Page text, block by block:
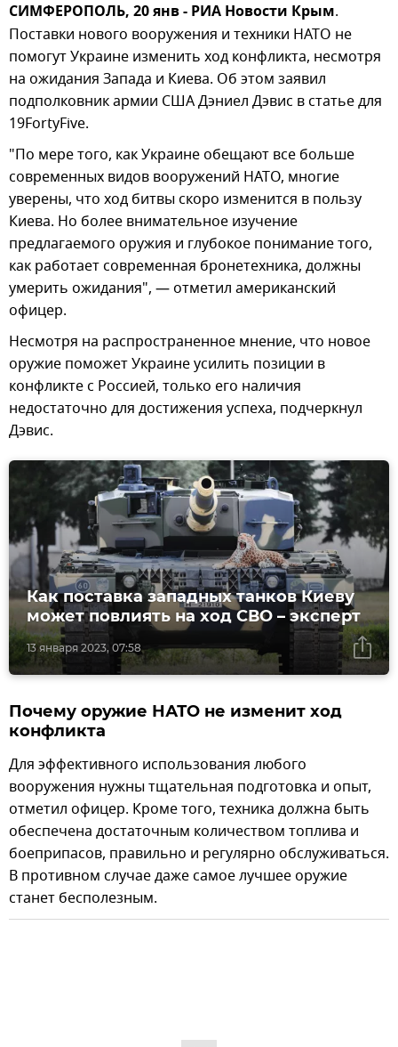
СИМФЕРОПОЛЬ, 20 янв - РИА Новости Крым.
Поставки нового вооружения и техники НАТО не
помогут Украине изменить ход конфликта, несмотря
на ожидания Запада и Киева. Об этом заявил
подполковник армии США Дэниел Дэвис в статье для
19FortyFive.
"По мере того, как Украине обещают все больше
современных видов вооружений НАТО, многие
уверены, что ход битвы скоро изменится в пользу
Киева. Но более внимательное изучение
предлагаемого оружия и глубокое понимание того,
как работает современная бронетехника, должны
умерить ожидания", — отметил американский
офицер.
Несмотря на распространенное мнение, что новое
оружие поможет Украине усилить позиции в
конфликте с Россией, только его наличия
недостаточно для достижения успеха, подчеркнул
Дэвис.
13 января 2023, 07:58
Как поставка западных танков Киеву
может повлиять на ход СВО – эксперт
Почему оружие НАТО не изменит ход
конфликта
Для эффективного использования любого
вооружения нужны тщательная подготовка и опыт,
отметил офицер. Кроме того, техника должна быть
обеспечена достаточным количеством топлива и
боеприпасов, правильно и регулярно обслуживаться.
В противном случае даже самое лучшее оружие
станет бесполезным.